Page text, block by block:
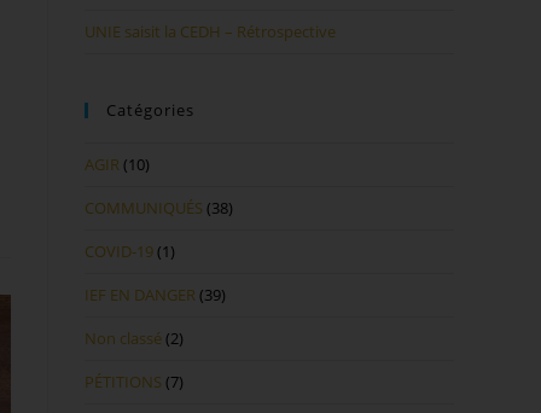
UNIE saisit la CEDH – Rétrospective
Catégories
AGIR (10)
COMMUNIQUÉS (38)
COVID-19(1)
IEF EN DANGER (39)
Non classé (2)
PÉTITIONS (7)